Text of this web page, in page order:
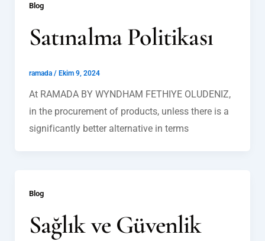
Blog
Satınalma Politikası
ramada / Ekim 9, 2024
At RAMADA BY WYNDHAM FETHIYE OLUDENIZ,
in the procurement of products, unless there is a
significantly better alternative in terms
Blog
Sağlık ve Güvenlik